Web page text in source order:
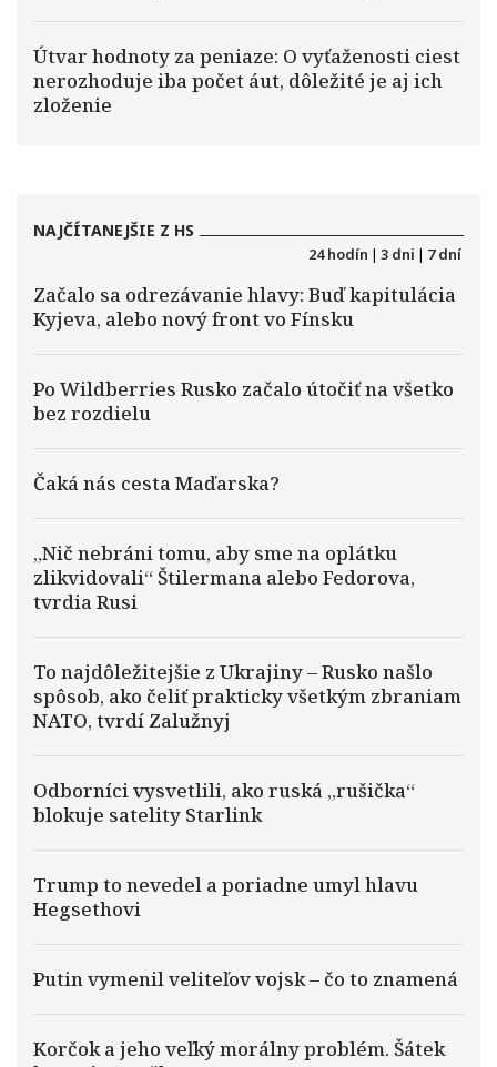
Útvar hodnoty za peniaze: O vyťaženosti ciest
nerozhoduje iba počet áut, dôležité je aj ich
zloženie
NAJČÍTANEJŠIE Z HS
24 hodín | 3 dni | 7 dní
Začalo sa odrezávanie hlavy: Buď kapitulácia
Kyjeva, alebo nový front vo Fínsku
Po Wildberries Rusko začalo útočiť na všetko
bez rozdielu
Čaká nás cesta Maďarska?
„Nič nebráni tomu, aby sme na oplátku
zlikvidovali“ Štilermana alebo Fedorova,
tvrdia Rusi
To najdôležitejšie z Ukrajiny – Rusko našlo
spôsob, ako čeliť prakticky všetkým zbraniam
NATO, tvrdí Zalužnyj
Odborníci vysvetlili, ako ruská „rušička“
blokuje satelity Starlink
Trump to nevedel a poriadne umyl hlavu
Hegsethovi
Putin vymenil veliteľov vojsk – čo to znamená
Korčok a jeho veľký morálny problém. Šátek